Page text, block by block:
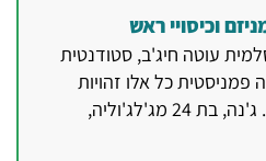
וכיסויי ראש
עוטה חיג'ב, סטודנטית
פמניסטית כל אלו זהויות
הנמצאות בתוך ג'נה חטיב. ג'נה, בת 24 מג'לג'וליה,